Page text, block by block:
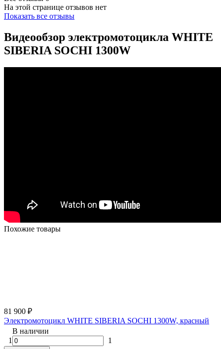
На этой странице отзывов нет
Показать все отзывы
Видеообзор электромотоцикла WHITE
SIBERIA SOCHI 1300W
Похожие товары
81 900 ₽
Электромотоцикл WHITE SIBERIA SOCHI 1300W, красный
В наличии
1
1